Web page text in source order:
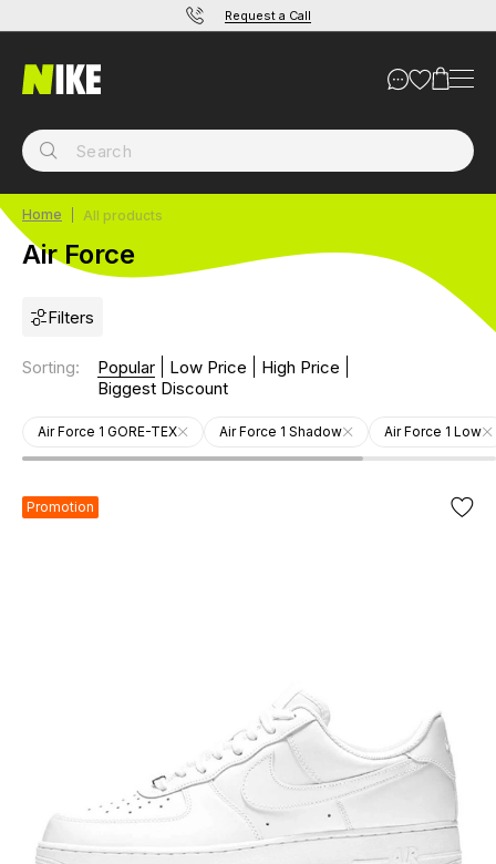
Request a Call
Home All products
Air Force
Filters
Sorting: Popular Low Price
High Price
Biggest Discount
Air Force 1 GORE-TEX Air Force 1 Shadow Air Force 1 Low
Promotion